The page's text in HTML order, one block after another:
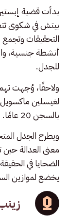
بيتش في شكوى
التحقيقات
أنشطة جنسية،
للجدل.
بالسجن 20 عامًا.
ويطرح الجدل
معنى العدالة
الضحايا في
يخضع لموازين